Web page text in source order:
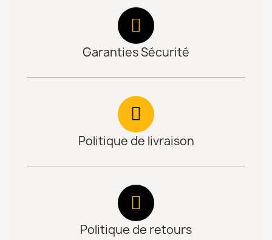
Garanties Sécurité
Politique de livraison
Politique de retours